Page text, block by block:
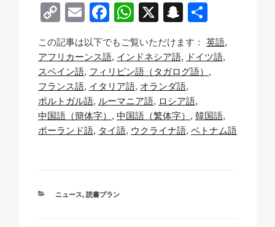
C
o
p
y
Li
n
k
E
m
ail
F
c
e
b
o
o
W
at
s
A
p
p
X
S
a
p
c
h
at
有
この記事は以下でもご覧いただけます： 英語
アフリカーンス語 インドネシア語
ドイツ語
スペイン語 フィリピン語（タガログ語）
フランス語 イタリア語 オランダ語
ポルトガル語 ルーマニア語 ロシア語
中国語（簡体字）
中国語（繁体字）
韓国語
ポーランド語 タイ語 ウクライナ語 ベトナム語
カ
ニュース, 読書プラン